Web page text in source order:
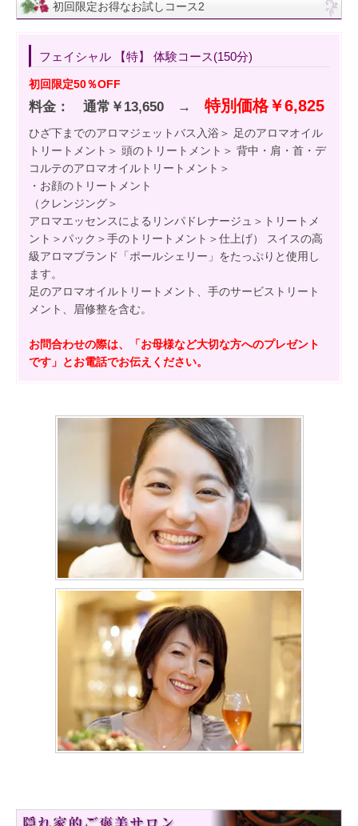
初回限定お得なお試しコース2
フェイシャル 【特】 体験コース(150分)
初回限定50％OFF
料金： 通常￥13,650 → 特別価格￥6,825
ひざ下までのアロマジェットバス入浴＞ 足のアロマオイル
トリートメント＞ 頭のトリートメント＞ 背中・肩・首・デ
コルテのアロマオイルトリートメント＞
・お顔のトリートメント
（クレンジング＞
アロマエッセンスによるリンパドレナージュ＞トリートメ
ント＞パック＞手のトリートメント＞仕上げ） スイスの高
級アロマブランド「ポールシェリー」をたっぷりと使用し
ます。
足のアロマオイルトリートメント、手のサービストリート
メント、眉修整を含む。
お問合わせの際は、「お母様など大切な方へのプレゼント
です」とお電話でお伝えください。